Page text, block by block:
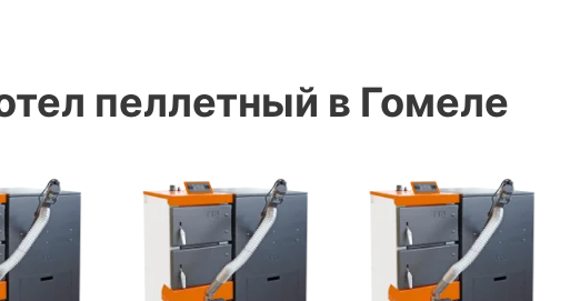
пеллетный в Гомеле